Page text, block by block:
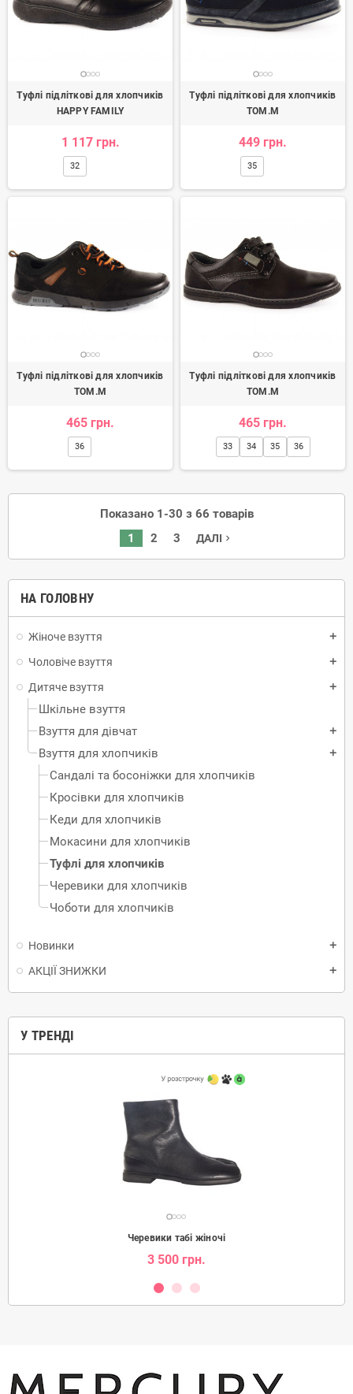
НА ГОЛОВНУ
Жіноче взуття add
Чоловіче взуття add
Дитяче взуття add
Шкільне взуття
Взуття для дівчат
add
Взуття для хлопчиків add
Сандалі та босоніжки для хлопчиків
Кросівки для хлопчиків
Кеди для хлопчиків
Мокасини для хлопчиків
Туфлі для хлопчиків
Черевики для хлопчиків
Чоботи для хлопчиків
Новинки add
АКЦІЇ ЗНИЖКИ add
У ТРЕНДІ
Черевики табі жіночі
3 500 грн.
Туфлі підліткові для хлопчиків
HAPPY FAMILY
1 117 грн.
32
Туфлі підліткові для хлопчиків
TOM.M
449 грн.
35
Туфлі підліткові для хлопчиків
TOM.M
465 грн.
36
Туфлі підліткові для хлопчиків
TOM.M
465 грн.
33 34 35 36
Показано 1-30 з 66 товарів
1
2 3 ДАЛІ navigate_next